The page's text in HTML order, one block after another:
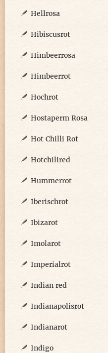
Hellrosa
Hibiscusrot
Himbeerrosa
Himbeerrot
Hochrot
Hostaperm Rosa
Hot Chilli Rot
Hotchilired
Hummerrot
Iberischrot
Ibizarot
Imolarot
Imperialrot
Indian red
Indianapolisrot
Indianarot
Indigo